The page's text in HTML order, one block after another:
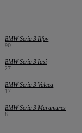
BMW Seria 3 Ilfov
90
BMW Seria 3 Iasi
27
BMW Seria 3 Valcea
17
BMW Seria 3 Maramures
8